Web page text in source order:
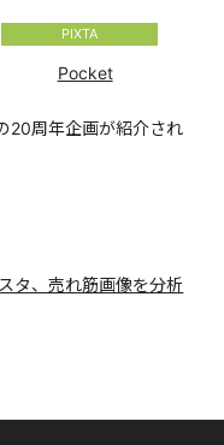
PIXTA
Pocket
20周年企画が紹介され
タ、売れ筋画像を分析